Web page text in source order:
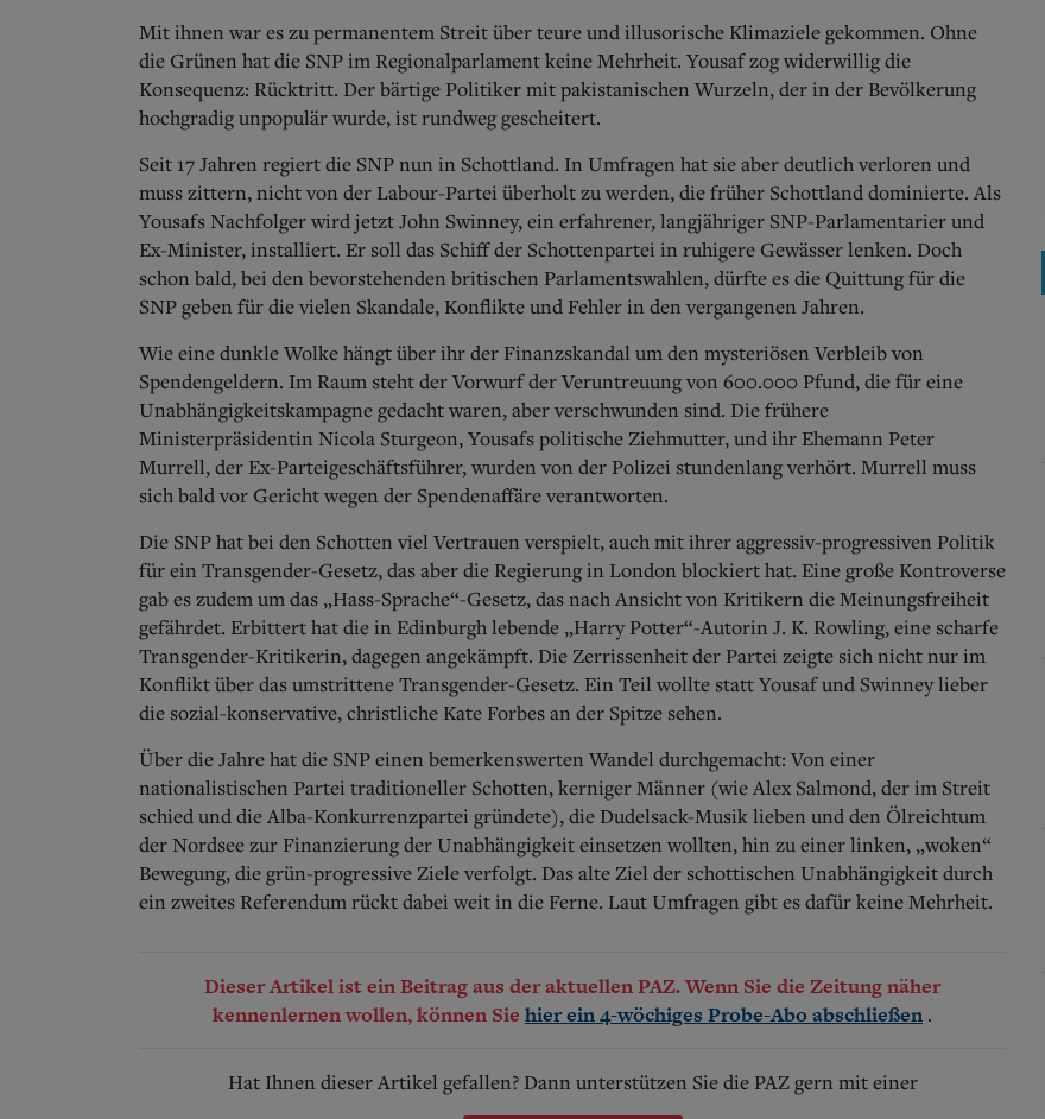
Mit ihnen war es zu permanentem Streit über teure und illusorische Klimaziele gekommen. Ohne
die Grünen hat die SNP im Regionalparlament keine Mehrheit. Yousaf zog widerwillig die
Konsequenz: Rücktritt. Der bärtige Politiker mit pakistanischen Wurzeln, der in der Bevölkerung
hochgradig unpopulär wurde, ist rundweg gescheitert.
Seit 17 Jahren regiert die SNP nun in Schottland. In Umfragen hat sie aber deutlich verloren und
muss zittern, nicht von der Labour-Partei überholt zu werden, die früher Schottland dominierte. Als
Yousafs Nachfolger wird jetzt John Swinney, ein erfahrener, langjähriger SNP-Parlamentarier und
Ex-Minister, installiert. Er soll das Schiff der Schottenpartei in ruhigere Gewässer lenken. Doch
schon bald, bei den bevorstehenden britischen Parlamentswahlen, dürfte es die Quittung für die
SNP geben für die vielen Skandale, Konflikte und Fehler in den vergangenen Jahren.
Wie eine dunkle Wolke hängt über ihr der Finanzskandal um den mysteriösen Verbleib von
Spendengeldern. Im Raum steht der Vorwurf der Veruntreuung von 600.000 Pfund, die für eine
Unabhängigkeitskampagne gedacht waren, aber verschwunden sind. Die frühere
Ministerpräsidentin Nicola Sturgeon, Yousafs politische Ziehmutter, und ihr Ehemann Peter
Murrell, der Ex-Parteigeschäftsführer, wurden von der Polizei stundenlang verhört. Murrell muss
sich bald vor Gericht wegen der Spendenaffäre verantworten.
Die SNP hat bei den Schotten viel Vertrauen verspielt, auch mit ihrer aggressiv-progressiven Politik
für ein Transgender-Gesetz, das aber die Regierung in London blockiert hat. Eine große Kontroverse
gab es zudem um das „Hass-Sprache“-Gesetz, das nach Ansicht von Kritikern die Meinungsfreiheit
gefährdet. Erbittert hat die in Edinburgh lebende „Harry Potter“-Autorin J. K. Rowling, eine scharfe
Transgender-Kritikerin, dagegen angekämpft. Die Zerrissenheit der Partei zeigte sich nicht nur im
Konflikt über das umstrittene Transgender-Gesetz. Ein Teil wollte statt Yousaf und Swinney lieber
die sozial-konservative, christliche Kate Forbes an der Spitze sehen.
Über die Jahre hat die SNP einen bemerkenswerten Wandel durchgemacht: Von einer
nationalistischen Partei traditioneller Schotten, kerniger Männer (wie Alex Salmond, der im Streit
schied und die Alba-Konkurrenzpartei gründete), die Dudelsack-Musik lieben und den Ölreichtum
der Nordsee zur Finanzierung der Unabhängigkeit einsetzen wollten, hin zu einer linken, „woken“
Bewegung, die grün-progressive Ziele verfolgt. Das alte Ziel der schottischen Unabhängigkeit durch
ein zweites Referendum rückt dabei weit in die Ferne. Laut Umfragen gibt es dafür keine Mehrheit.
Dieser Artikel ist ein Beitrag aus der aktuellen PAZ. Wenn Sie die Zeitung näher
kennenlernen wollen, können Sie hier ein 4-wöchiges Probe-Abo abschließen .
Hat Ihnen dieser Artikel gefallen? Dann unterstützen Sie die PAZ gern mit einer